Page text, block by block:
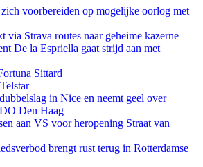
voorbereiden op mogelijke oorlog met
via Strava routes naar geheime kazerne
De la Espriella gaat strijd aan met
Sittard
in Nice en neemt geel over
Den Haag
aan VS voor heropening Straat van
brengt rust terug in Rotterdamse